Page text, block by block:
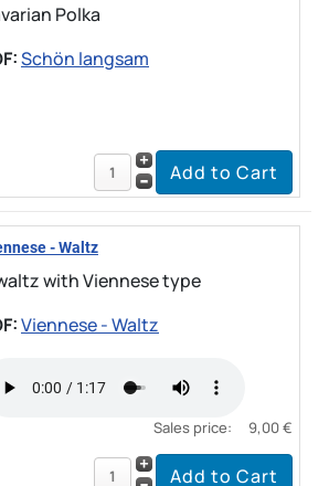
Polka
Schön langsam
- Waltz
with Viennese type
Viennese - Waltz
Sales price: 9,00 €